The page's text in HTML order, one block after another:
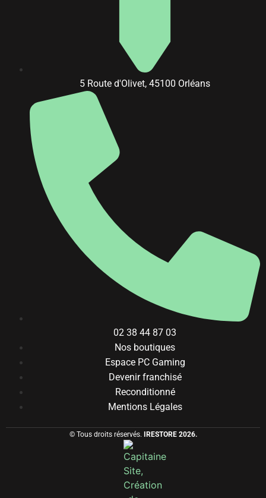
5 Route d'Olivet, 45100 Orléans
02 38 44 87 03
Nos boutiques
Espace PC Gaming
Devenir franchisé
Reconditionné
Mentions Légales
© Tous droits réservés. IRESTORE 2026.